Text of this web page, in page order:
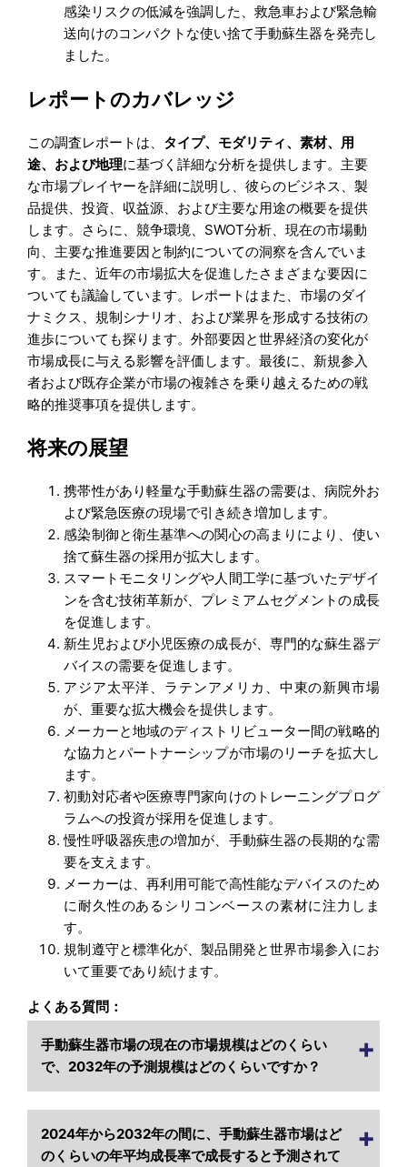
感染リスクの低減を強調した、救急車および緊急輸
送向けのコンパクトな使い捨て手動蘇生器を発売し
ました。
レポートのカバレッジ
この調査レポートは、 タイプ、 モダリティ、素材、用
途、および地理に基づく詳細な分析を提供します。主要
な市場プレイヤーを詳細に説明し、彼らのビジネス、製
品提供、投資、収益源、および主要な用途の概要を提供
します。さらに、競争環境、SWOT分析、現在の市場動
向、主要な推進要因と制約についての洞察を含んでいま
す。また、近年の市場拡大を促進したさまざまな要因に
ついても議論しています。レポートはまた、市場のダイ
ナミクス、規制シナリオ、および業界を形成する技術の
進歩についても探ります。外部要因と世界経済の変化が
市場成長に与える影響を評価します。最後に、新規参入
者および既存企業が市場の複雑さを乗り越えるための戦
略的推奨事項を提供します。
将来の展望
携帯性があり軽量な手動蘇生器の需要は、病院外お
よび緊急医療の現場で引き続き増加します。
感染制御と衛生基準への関心の高まりにより、使い
捨て蘇生器の採用が拡大します。
スマートモニタリングや人間工学に基づいたデザイ
ンを含む技術革新が、プレミアムセグメントの成長
を促進します。
新生児および小児医療の成長が、専門的な蘇生器デ
バイスの需要を促進します。
アジア太平洋、ラテンアメリカ、中東の新興市場
が、重要な拡大機会を提供します。
メーカーと地域のディストリビューター間の戦略的
な協力とパートナーシップが市場のリーチを拡大し
ます。
初動対応者や医療専門家向けのトレーニングプログ
ラムへの投資が採用を促進します。
慢性呼吸器疾患の増加が、手動蘇生器の長期的な需
要を支えます。
メーカーは、再利用可能で高性能なデバイスのため
に耐久性のあるシリコンベースの素材に注力しま
す。
規制遵守と標準化が、製品開発と世界市場参入にお
いて重要であり続けます。
よくある質問：
手動蘇生器市場の現在の市場規模はどのくらい
で、2032年の予測規模はどのくらいですか？
2024年から2032年の間に、手動蘇生器市場はど
のくらいの年平均成長率で成長すると予測されて